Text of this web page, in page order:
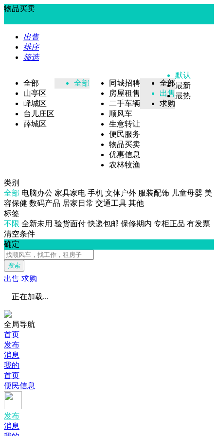
物品买卖
出售
排序
筛选
全部
山亭区
峄城区
台儿庄区
薛城区
全部
同城招聘
房屋租售
二手车辆
顺风车
生意转让
便民服务
物品买卖
优惠信息
农林牧渔
全部
出售
求购
默认
最新
最热
类别
全部 电脑办公 家具家电 手机 文体户外 服装配饰 儿童母婴 美
容保健 数码产品 居家日常 交通工具 其他
标签
不限 全新未用 验货面付 快递包邮 保修期内 专柜正品 有发票
清空条件
确定
搜索
出售 求购
正在加载...
全局导航
首页
发布
消息
我的
首页
便民信息
发布
消息